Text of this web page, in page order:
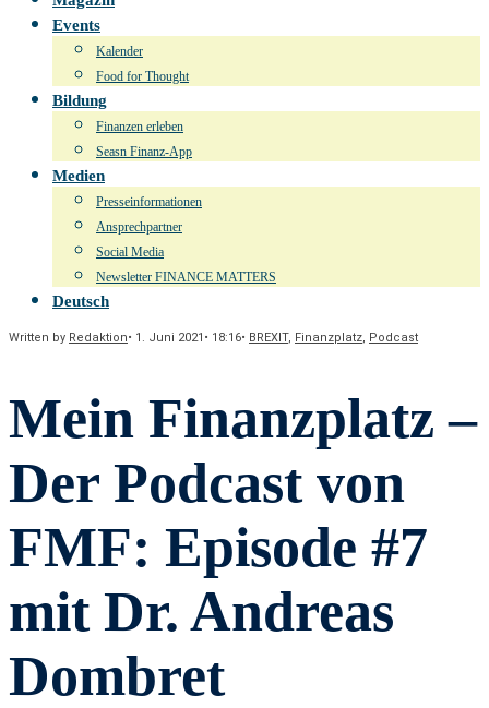
Events
Kalender
Food for Thought
Bildung
Finanzen erleben
Seasn Finanz-App
Medien
Presseinformationen
Ansprechpartner
Social Media
Newsletter FINANCE MATTERS
Deutsch
Written by Redaktion• 1. Juni 2021 • 18:16• BREXIT, Finanzplatz, Podcast
Mein Finanzplatz –
Der Podcast von
FMF: Episode #7
mit Dr. Andreas
Dombret